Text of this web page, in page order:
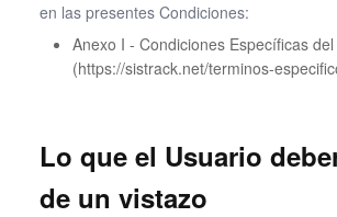
en las presentes Condiciones:
Anexo I - Condiciones Específicas
(https://sistrack.net/terminos-
Lo que el Usuario
de un vistazo